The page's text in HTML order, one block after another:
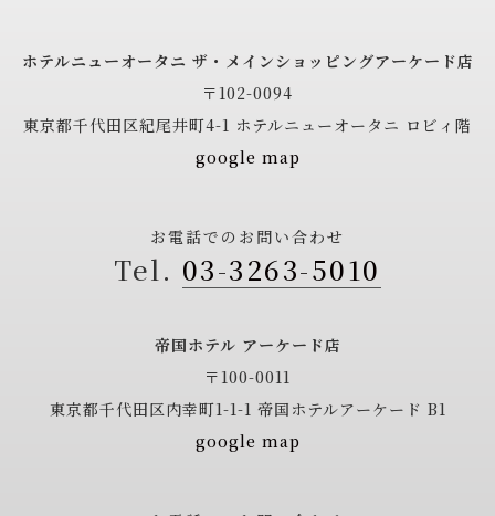
ホテルニューオータニ ザ・メインショッピングアーケード店
〒102-0094
東京都千代田区紀尾井町4-1 ホテルニューオータニ ロビィ階
google map
お電話でのお問い合わせ
03-3263-5010
帝国ホテル アーケード店
〒100-0011
東京都千代田区内幸町1-1-1 帝国ホテルアーケード B1
google map